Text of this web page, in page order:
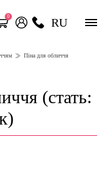
0 RU
Піна для обличчя
(стать: